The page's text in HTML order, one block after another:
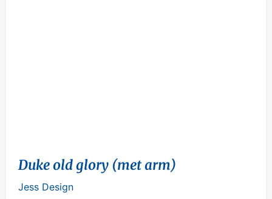
Duke old glory (met arm)
Jess Design